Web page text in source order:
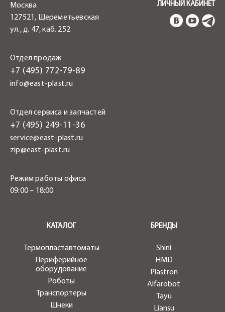
Москва
127521, Шереметьевская
ул., д. 47, каб. 252
Отдел продаж
+7 (495) 772-79-89
info@east-plast.ru
Отдел сервиса и запчастей
+7 (495) 249-11-36
service@east-plast.ru
zip@east-plast.ru
Режим работы офиса
09:00 – 18:00
ЛИЧНЫЙ КАБИНЕТ
КАТАЛОГ
Термопластавтоматы
Периферийное
оборудование
Роботы
Транспортеры
Шнеки
БРЕНДЫ
Shini
HMD
Plastron
Alfarobot
Tayu
Liansu